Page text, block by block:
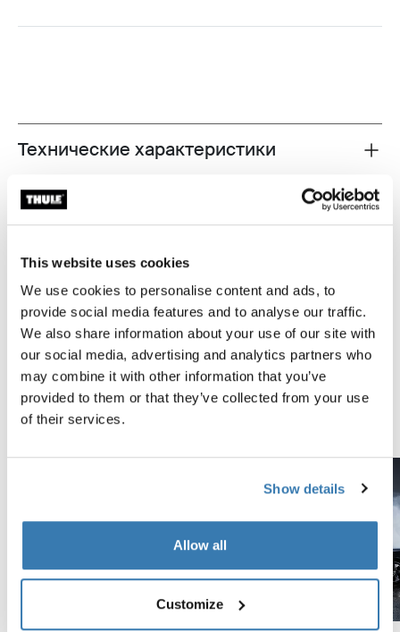
This website uses cookies
We use cookies to personalise content and ads, to
provide social media features and to analyse our traffic.
We also share information about your use of our site with
our social media, advertising and analytics partners who
may combine it with other information that you’ve
provided to them or that they’ve collected from your use
of their services.
Show details
Allow all
Customize
Toggle techspec
Технические характеристики
Максимально протестировано
В Thule Test Center™ в Хиллерсторпе (Швеция) мы
подвергаем наши изделия жесточайшим
испытаниям. Наши багажники для крыши служат
для перевозки снаряжения и крепятся к
автомобилю максимально надежно и безопасно.
Ниже приведены некоторые примеры
проведенных испытаний.
Узнайте больше о центре тестирования Thule